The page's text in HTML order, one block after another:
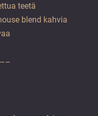
teetä
blend kahvia